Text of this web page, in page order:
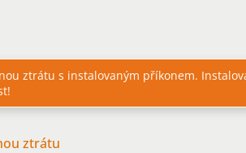
ztrátu s instalovaným příkonem.
ztrátu